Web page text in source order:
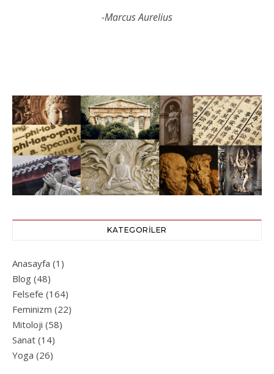
-Marcus Aurelius
KATEGORILER
Anasayfa (1)
Blog (48)
Felsefe (164)
Feminizm (22)
Mitoloji (58)
Sanat (14)
Yoga (26)